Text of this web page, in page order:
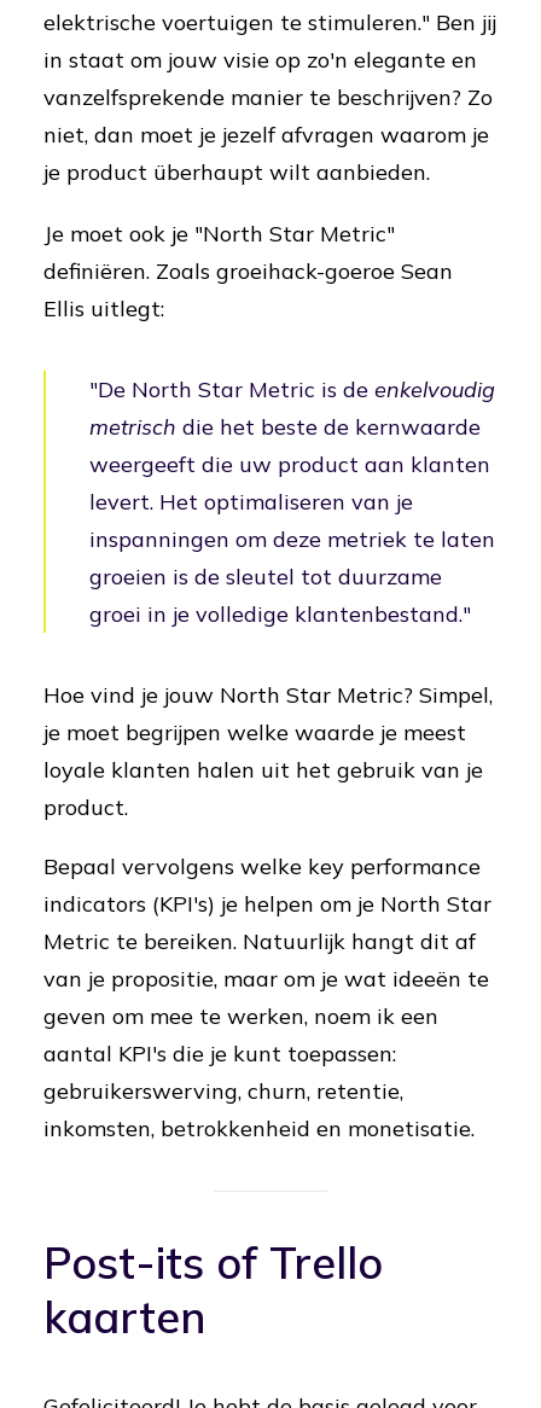
elektrische voertuigen te stimuleren." Ben jij
in staat om jouw visie op zo'n elegante en
vanzelfsprekende manier te beschrijven? Zo
niet, dan moet je jezelf afvragen waarom je
je product überhaupt wilt aanbieden.
Je moet ook je "North Star Metric"
definiëren. Zoals groeihack-goeroe Sean
Ellis uitlegt:
"De North Star Metric is de enkelvoudig
metrisch die het beste de kernwaarde
weergeeft die uw product aan klanten
levert. Het optimaliseren van je
inspanningen om deze metriek te laten
groeien is de sleutel tot duurzame
groei in je volledige klantenbestand."
Hoe vind je jouw North Star Metric? Simpel,
je moet begrijpen welke waarde je meest
loyale klanten halen uit het gebruik van je
product.
Bepaal vervolgens welke key performance
indicators (KPI's) je helpen om je North Star
Metric te bereiken. Natuurlijk hangt dit af
van je propositie, maar om je wat ideeën te
geven om mee te werken, noem ik een
aantal KPI's die je kunt toepassen:
gebruikerswerving, churn, retentie,
inkomsten, betrokkenheid en monetisatie.
Post-its of Trello
kaarten